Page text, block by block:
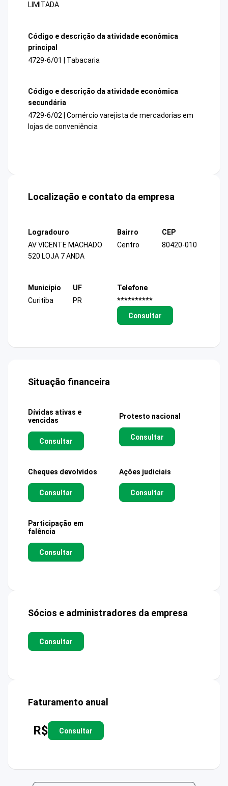
LIMITADA
Código e descrição da atividade econômica
principal
4729-6/01 | Tabacaria
Código e descrição da atividade econômica
secundária
4729-6/02 | Comércio varejista de mercadorias em
lojas de conveniência
Localização e contato da empresa
Logradouro
AV VICENTE MACHADO
520 LOJA 7 ANDA
Bairro
Centro
CEP
80420-010
Município
Curitiba
UF
PR
Telefone
**********
Consultar
Situação financeira
Dívidas ativas e
vencidas
Consultar
Protesto nacional
Consultar
Cheques devolvidos
Consultar
Ações judiciais
Consultar
Participação em
falência
Consultar
Sócios e administradores da empresa
Consultar
Faturamento anual
R$ Consultar